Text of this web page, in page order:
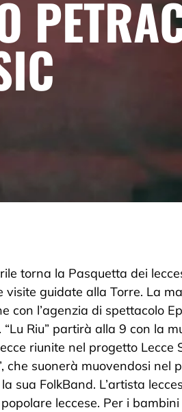
torna la Pasquetta dei
visite guidate alla Torre. La
con l’agenzia di spettacolo
Riu” partirà alla 9 con la
riunite nel progetto
che suonerà muovendosi
sua FolkBand. L’artista
leccese. Per i